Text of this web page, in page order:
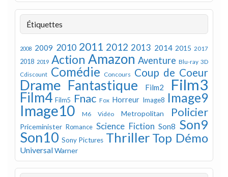
Étiquettes
2008 2009 2010 2011 2012 2013 2014 2015 2017
2018 2019 Action Amazon Aventure Blu-ray 3D
Cdiscount Comédie Concours Coup de Coeur
Drame Fantastique Film2 Film3
Film4 Film5 Fnac Fox Horreur Image8 Image9
Image10 M6 Vidéo Metropolitan Policier
Priceminister Romance Science Fiction Son8 Son9
Son10 Sony Pictures Thriller Top Démo
UniversalWarner